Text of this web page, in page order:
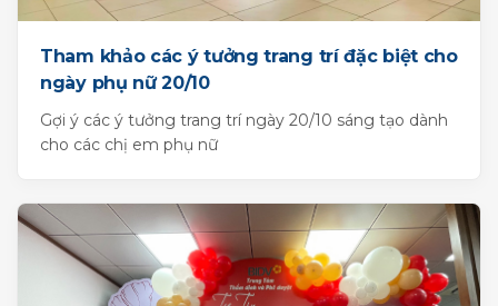
Tham khảo các ý tưởng trang trí đặc biệt cho
ngày phụ nữ 20/10
Gợi ý các ý tưởng trang trí ngày 20/10 sáng tạo dành
cho các chị em phụ nữ